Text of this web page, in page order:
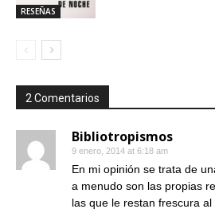
RESEÑAS
2 Comentarios
Bibliotropismos
9 enero, 2014 at 6:18 am
En mi opinión se trata de
a menudo son las propias
las que le restan frescura